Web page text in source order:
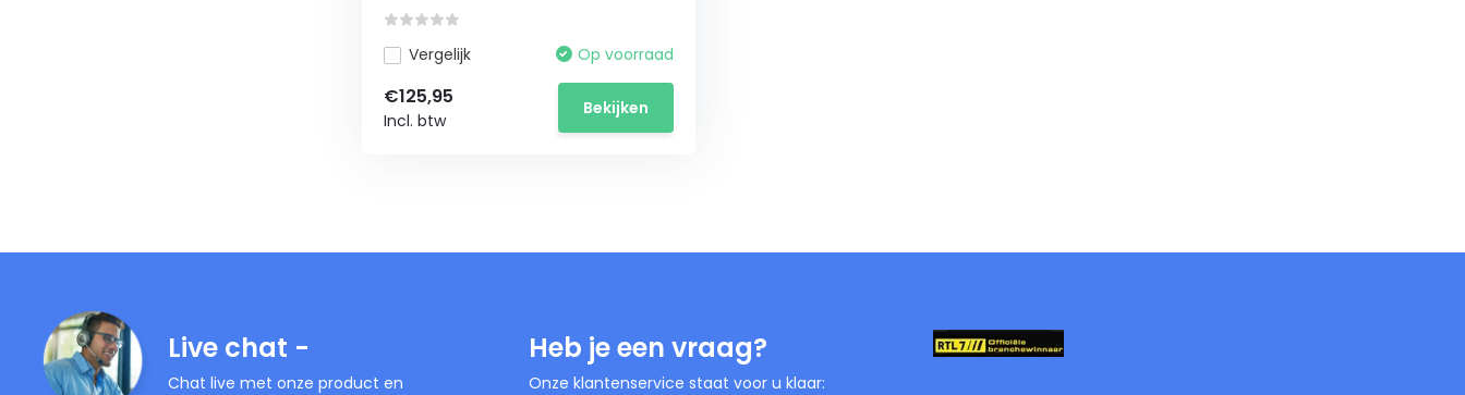
Vergelijk Op voorraad
€125,95
Incl. btw
Bekijken
Live chat -
Chat live met onze product en
Heb je een vraag?
Onze klantenservice staat voor u klaar: